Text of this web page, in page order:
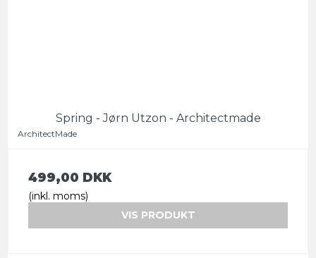
Spring - Jørn Utzon - Architectmade
ArchitectMade
499,00 DKK
(inkl. moms)
VIS PRODUKT